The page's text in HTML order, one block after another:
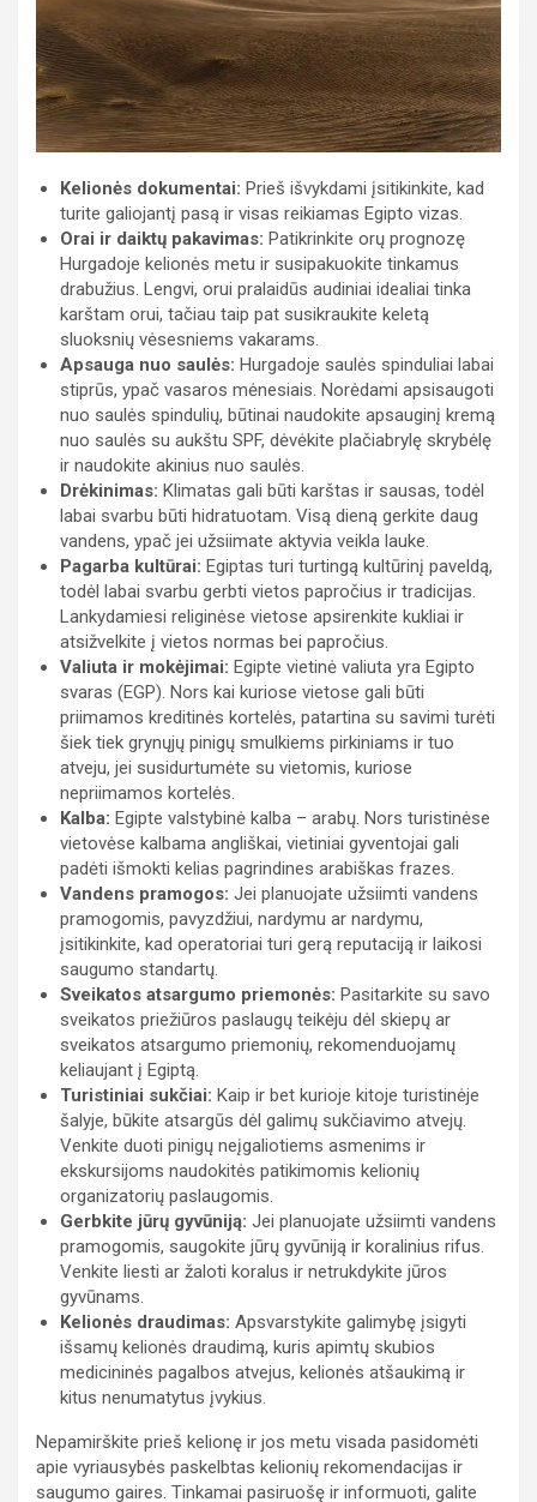
Kelionės dokumentai: Prieš išvykdami įsitikinkite, kad
turite galiojantį pasą ir visas reikiamas Egipto vizas.
Orai ir daiktų pakavimas: Patikrinkite orų prognozę
Hurgadoje kelionės metu ir susipakuokite tinkamus
drabužius. Lengvi, orui pralaidūs audiniai idealiai tinka
karštam orui, tačiau taip pat susikraukite keletą
sluoksnių vėsesniems vakarams.
Apsauga nuo saulės: Hurgadoje saulės spinduliai labai
stiprūs, ypač vasaros mėnesiais. Norėdami apsisaugoti
nuo saulės spindulių, būtinai naudokite apsauginį kremą
nuo saulės su aukštu SPF, dėvėkite plačiabrylę skrybėlę
ir naudokite akinius nuo saulės.
Drėkinimas: Klimatas gali būti karštas ir sausas, todėl
labai svarbu būti hidratuotam. Visą dieną gerkite daug
vandens, ypač jei užsiimate aktyvia veikla lauke.
Pagarba kultūrai: Egiptas turi turtingą kultūrinį paveldą,
todėl labai svarbu gerbti vietos papročius ir tradicijas.
Lankydamiesi religinėse vietose apsirenkite kukliai ir
atsižvelkite į vietos normas bei papročius.
Valiuta ir mokėjimai: Egipte vietinė valiuta yra Egipto
svaras (EGP). Nors kai kuriose vietose gali būti
priimamos kreditinės kortelės, patartina su savimi turėti
šiek tiek grynųjų pinigų smulkiems pirkiniams ir tuo
atveju, jei susidurtumėte su vietomis, kuriose
nepriimamos kortelės.
Kalba: Egipte valstybinė kalba – arabų. Nors turistinėse
vietovėse kalbama angliškai, vietiniai gyventojai gali
padėti išmokti kelias pagrindines arabiškas frazes.
Vandens pramogos: Jei planuojate užsiimti vandens
pramogomis, pavyzdžiui, nardymu ar nardymu,
įsitikinkite, kad operatoriai turi gerą reputaciją ir laikosi
saugumo standartų.
Sveikatos atsargumo priemonės: Pasitarkite su savo
sveikatos priežiūros paslaugų teikėju dėl skiepų ar
sveikatos atsargumo priemonių, rekomenduojamų
keliaujant į Egiptą.
Turistiniai sukčiai: Kaip ir bet kurioje kitoje turistinėje
šalyje, būkite atsargūs dėl galimų sukčiavimo atvejų.
Venkite duoti pinigų neįgaliotiems asmenims ir
ekskursijoms naudokitės patikimomis kelionių
organizatorių paslaugomis.
Gerbkite jūrų gyvūniją: Jei planuojate užsiimti vandens
pramogomis, saugokite jūrų gyvūniją ir koralinius rifus.
Venkite liesti ar žaloti koralus ir netrukdykite jūros
gyvūnams.
Kelionės draudimas: Apsvarstykite galimybę įsigyti
išsamų kelionės draudimą, kuris apimtų skubios
medicininės pagalbos atvejus, kelionės atšaukimą ir
kitus nenumatytus įvykius.
Nepamirškite prieš kelionę ir jos metu visada pasidomėti
apie vyriausybės paskelbtas kelionių rekomendacijas ir
saugumo gaires. Tinkamai pasiruošę ir informuoti, galite